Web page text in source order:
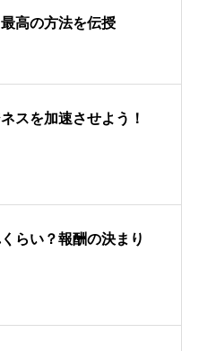
高の方法を伝授
スを加速させよう！
らい？報酬の決まり